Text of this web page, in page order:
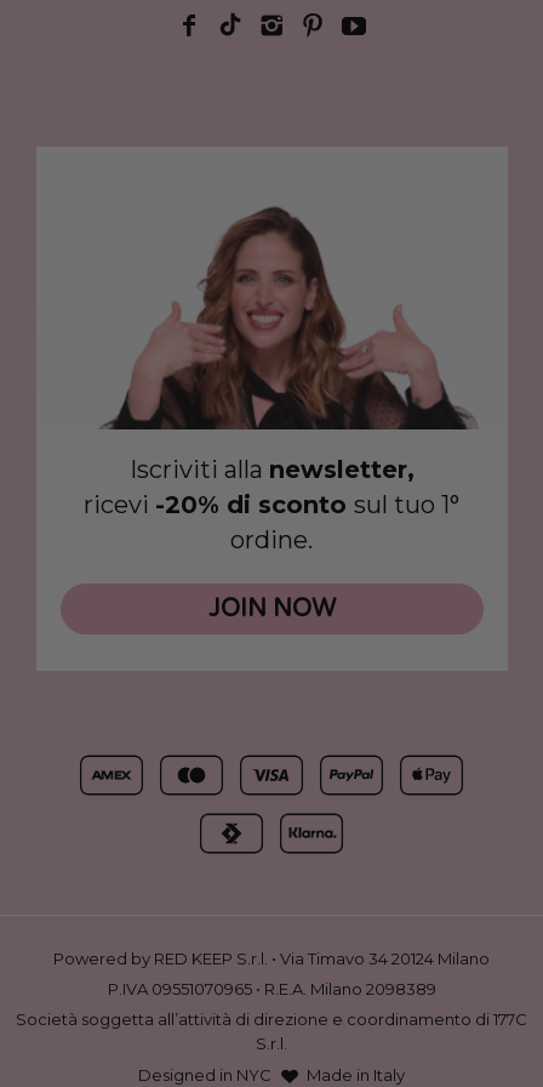
Iscriviti alla newsletter,
ricevi -20% di sconto sul tuo 1°
ordine.
JOIN NOW
Powered by RED KEEP S.r.l. • Via Timavo 34 20124 Milano
P.IVA 09551070965 • R.E.A. Milano 2098389
Società soggetta all’attività di direzione e coordinamento di 177C
S.r.l.
Designed in NYC
Made in Italy